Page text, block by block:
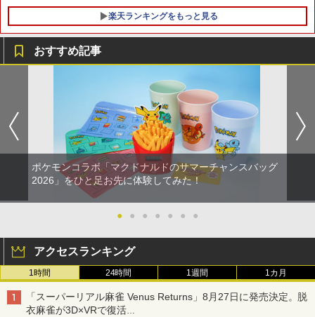
楽天ランキングをもっと見る
おすすめ記事
ポケモンコラボ「マクドナルドのサマーチャンスバッグ
2026」をひと足お先に体験してみた！
● ● ● ● ● ● ●
アクセスランキング
1時間 24時間 1週間 1カ月
「スーパーリアル麻雀 Venus Returns」8月27日に発売決定。脱
衣麻雀が3D×VRで復活